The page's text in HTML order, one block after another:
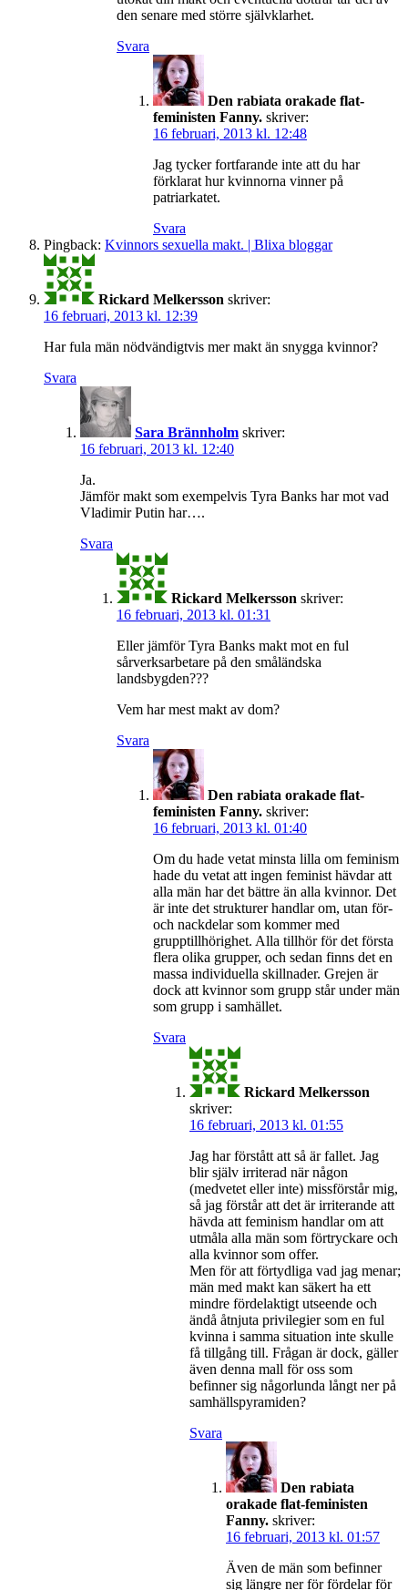
den senare med större självklarhet.
Svara
Den rabiata orakade flat-
feministen Fanny. skriver:
16 februari, 2013 kl. 12:48
Jag tycker fortfarande inte att du har
förklarat hur kvinnorna vinner på
patriarkatet.
Svara
Pingback: Kvinnors sexuella makt. | Blixa bloggar
Rickard Melkersson skriver:
16 februari, 2013 kl. 12:39
Har fula män nödvändigtvis mer makt än snygga kvinnor?
Svara
Sara Brännholm skriver:
16 februari, 2013 kl. 12:40
Ja.
Jämför makt som exempelvis Tyra Banks har mot vad
Vladimir Putin har….
Svara
Rickard Melkersson skriver:
16 februari, 2013 kl. 01:31
Eller jämför Tyra Banks makt mot en ful
sårverksarbetare på den småländska
landsbygden???
Vem har mest makt av dom?
Svara
Den rabiata orakade flat-
feministen Fanny. skriver:
16 februari, 2013 kl. 01:40
Om du hade vetat minsta lilla om feminism
hade du vetat att ingen feminist hävdar att
alla män har det bättre än alla kvinnor. Det
är inte det strukturer handlar om, utan för-
och nackdelar som kommer med
grupptillhörighet. Alla tillhör för det första
flera olika grupper, och sedan finns det en
massa individuella skillnader. Grejen är
dock att kvinnor som grupp står under män
som grupp i samhället.
Svara
Rickard Melkersson
skriver:
16 februari, 2013 kl. 01:55
Jag har förstått att så är fallet. Jag
blir själv irriterad när någon
(medvetet eller inte) missförstår mig,
så jag förstår att det är irriterande att
hävda att feminism handlar om att
utmåla alla män som förtryckare och
alla kvinnor som offer.
Men för att förtydliga vad jag menar;
män med makt kan säkert ha ett
mindre fördelaktigt utseende och
ändå åtnjuta privilegier som en ful
kvinna i samma situation inte skulle
få tillgång till. Frågan är dock, gäller
även denna mall för oss som
befinner sig någorlunda långt ner på
samhällspyramiden?
Svara
Den rabiata
orakade flat-feministen
Fanny. skriver:
16 februari, 2013 kl. 01:57
Även de män som befinner
sig längre ner för fördelar för